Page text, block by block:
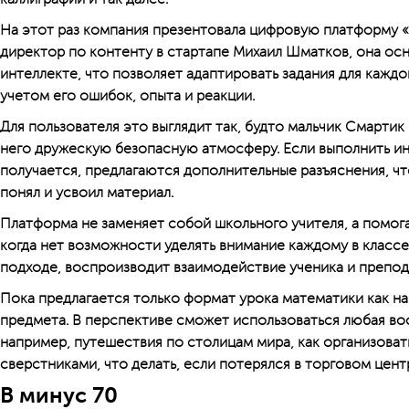
На этот раз компания презентовала цифровую платформу
директор по контенту в стартапе Михаил Шматков, она
интеллекте, что позволяет адаптировать задания для
учетом его ошибок, опыта и реакции.
Для пользователя это выглядит так, будто мальчик
него дружескую безопасную атмосферу. Если выполнить
получается, предлагаются дополнительные разъяснения,
понял и усвоил материал.
Платформа не заменяет собой школьного учителя, а
когда нет возможности уделять внимание каждому в
подходе, воспроизводит взаимодействие ученика и
Пока предлагается только формат урока математики как
предмета. В перспективе сможет использоваться любая
например, путешествия по столицам мира, как
сверстниками, что делать, если потерялся в торговом
В минус 70